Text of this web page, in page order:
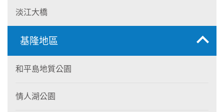
淡江大橋
基隆地區
和平島地質公園
情人湖公園